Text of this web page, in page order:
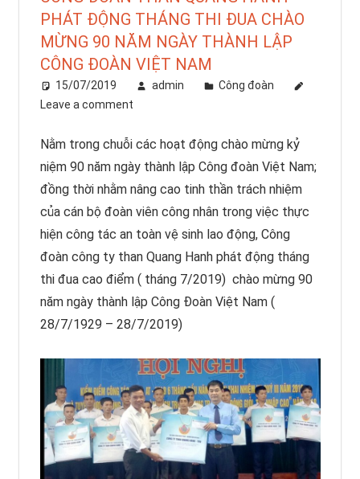
PHÁT ĐỘNG THÁNG THI ĐUA CHÀO
MỪNG 90 NĂM NGÀY THÀNH LẬP
CÔNG ĐOÀN VIỆT NAM
15/07/2019 admin
Công đoàn
Leave a comment
Nằm trong chuỗi các hoạt động chào mừng kỷ
niệm 90 năm ngày thành lập Công đoàn Việt Nam;
đồng thời nhằm nâng cao tinh thần trách nhiệm
của cán bộ đoàn viên công nhân trong việc thực
hiện công tác an toàn vệ sinh lao động, Công
đoàn công ty than Quang Hanh phát động tháng
thi đua cao điểm ( tháng 7/2019) chào mừng 90
năm ngày thành lập Công Đoàn Việt Nam (
28/7/1929 – 28/7/2019)